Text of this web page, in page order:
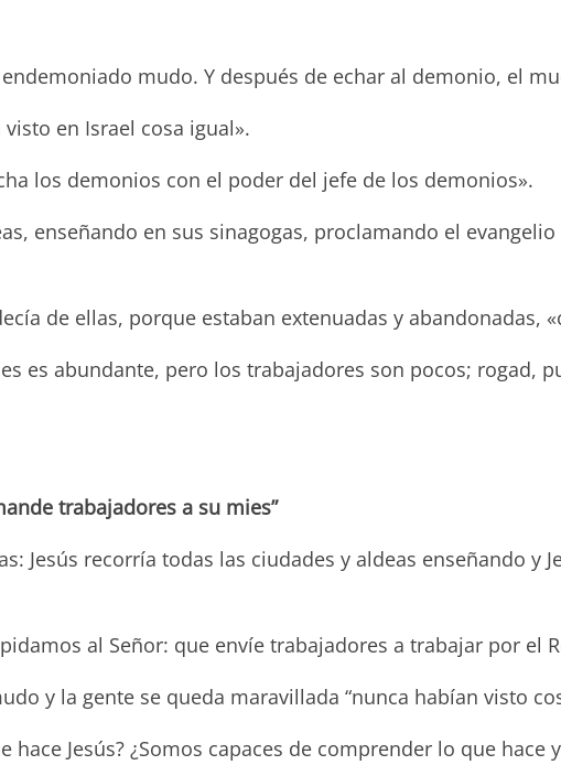
mudo. Y después de echar al demonio, el
en Israel cosa igual».
los demonios con el poder del jefe de los demonios».
enseñando en sus sinagogas, proclamando el
de ellas, porque estaban extenuadas y abandonadas,
es abundante, pero los trabajadores son pocos; rogad,
trabajadores a su mies”
Jesús recorría todas las ciudades y aldeas enseñando y
al Señor: que envíe trabajadores a trabajar por el
y la gente se queda maravillada “nunca habían visto
Jesús? ¿Somos capaces de comprender lo que hace